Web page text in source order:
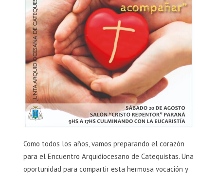
Como todos los años, vamos preparando el corazón
para el Encuentro Arquidiocesano de Catequistas. Una
oportunidad para compartir esta hermosa vocación y